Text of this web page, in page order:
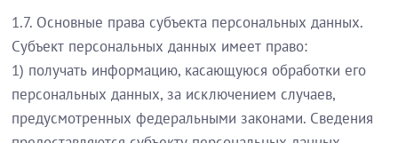
1.7. Основные права субъекта персональных данных.
Субъект персональных данных имеет право:
1) получать информацию, касающуюся обработки его
персональных данных, за исключением случаев,
предусмотренных федеральными законами. Сведения